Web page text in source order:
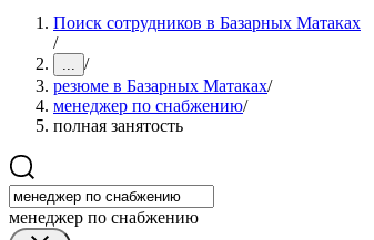
Поиск сотрудников в Базарных Матаках
/
... /
резюме в Базарных Матаках/
менеджер по снабжению/
полная занятость
менеджер по снабжению